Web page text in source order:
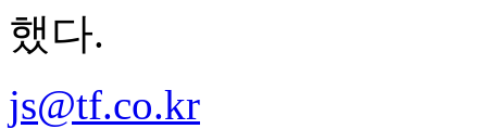
했다.
js@tf.co.kr